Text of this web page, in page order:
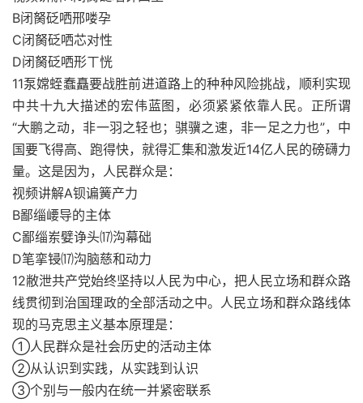
B闭胬砭哂邢喽孕
C闭胬砭哂芯对性
D闭胬砭哂形ㄒ恍
11泵嫦蛭蠢矗要战胜前进道路上的种种风险挑战，顺利实现
中共十九大描述的宏伟蓝图，必须紧紧依靠人民。正所谓
“大鹏之动，非一羽之轻也；骐骥之速，非一足之力也”，中
国要飞得高、跑得快，就得汇集和激发近14亿人民的磅礴力
量。这是因为，人民群众是：
视频讲解A钡谝簧产力
B鄙缁崾导的主体
C鄙缁岽嬖诤头⒄沟幕础
D笔挛锓⒄沟脑慈和动力
12敝泄共产党始终坚持以人民为中心，把人民立场和群众路
线贯彻到治国理政的全部活动之中。人民立场和群众路线体
现的马克思主义基本原理是：
①人民群众是社会历史的活动主体
②从认识到实践，从实践到认识
③个别与一般内在统一并紧密联系